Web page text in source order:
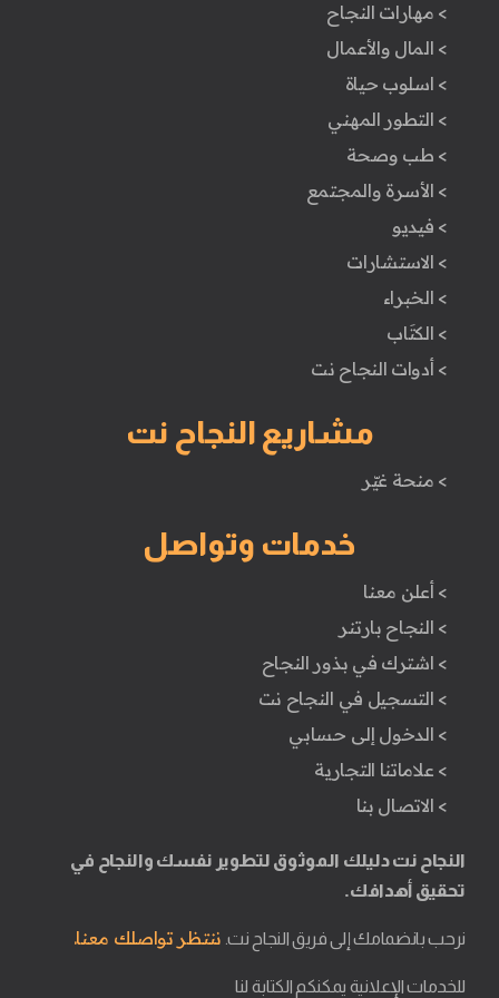
> مهارات النجاح
> المال والأعمال
> اسلوب حياة
> التطور المهني
> طب وصحة
> الأسرة والمجتمع
> فيديو
> الاستشارات
> الخبراء
> الكتَاب
> أدوات النجاح نت
مشاريع النجاح نت
> منحة غيّر
خدمات وتواصل
> أعلن معنا
> النجاح بارتنر
> اشترك في بذور النجاح
> التسجيل في النجاح نت
> الدخول إلى حسابي
> علاماتنا التجارية
> الاتصال بنا
النجاح نت دليلك الموثوق لتطوير نفسك والنجاح في
تحقيق أهدافك.
نرحب بانضمامك إلى فريق النجاح نت. ننتظر تواصلك معنا.
للخدمات الإعلانية يمكنكم الكتابة لنا